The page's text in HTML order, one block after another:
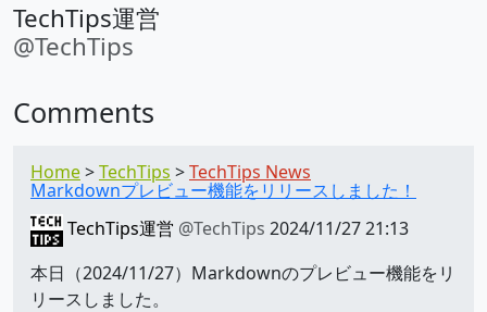
TechTips運営
@TechTips
Comments
Home TechTips TechTips News
Markdownプレビュー機能をリリースしました！
TechTips運営 @TechTips 2024/11/27 21:13
本日（2024/11/27）Markdownのプレビュー機能をリ
リースしました。